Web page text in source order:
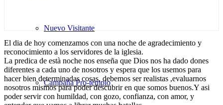
Nuevo Visitante
Campaña Pro-templo
El dia de hoy comenzamos con una noche de agradecimiento y
reconocimiento a los servidores de la iglesia.
La predica de està noche nos enseña que Dios nos ha dado dones
diferentes a cada uno de nosotros y espera que los usemos para
hacer bien determinadas cosas, debemos ser realistas ,evaluarnos
nosotros mismos para poder descubrir en que somos buenos.Y asi
poder servir con humildad, con gozo, confianza, con amor, y